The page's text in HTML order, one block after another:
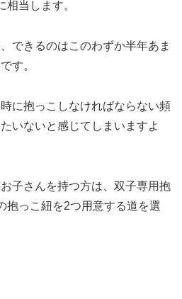
当します。
できるのはこのわずか半年あま
す。
に抱っこしなければならない頻
いないと感じてしまいますよ
子さんを持つ方は、双子専用抱
抱っこ紐を2つ用意する道を選